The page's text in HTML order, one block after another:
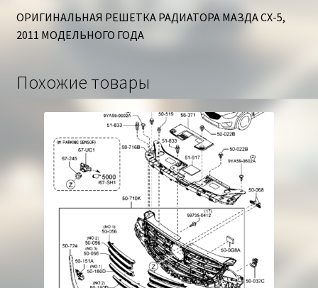
ОРИГИНАЛЬНАЯ РЕШЕТКА РАДИАТОРА МАЗДА СХ-5,
2011 МОДЕЛЬНОГО ГОДА
Похожие товары